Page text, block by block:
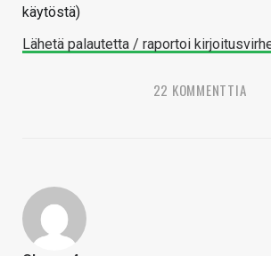
käytöstä)
Lähetä palautetta / raportoi
22 KOMMENTTIA